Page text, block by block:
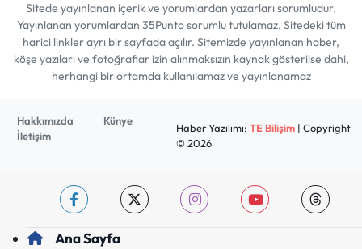
Sitede yayınlanan içerik ve yorumlardan yazarları sorumludur.
Yayınlanan yorumlardan 35Punto sorumlu tutulamaz. Sitedeki tüm
harici linkler ayrı bir sayfada açılır. Sitemizde yayınlanan haber,
köşe yazıları ve fotoğraflar izin alınmaksızın kaynak gösterilse dahi,
herhangi bir ortamda kullanılamaz ve yayınlanamaz
Hakkımızda
Künye
İletişim
Haber Yazılımı: TE Bilişim| Copyright
© 2026
Ana Sayfa